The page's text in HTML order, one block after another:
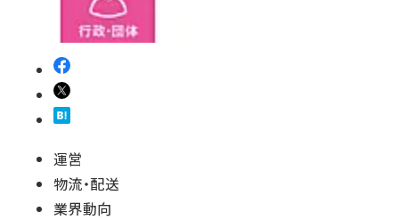
運営
物流・配送
業界動向